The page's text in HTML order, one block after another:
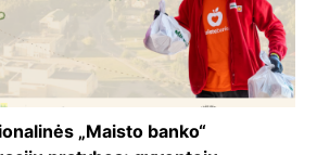
„Maisto banko“